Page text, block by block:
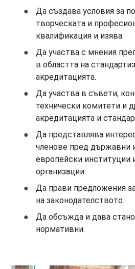
Да създава условия за
творческата и
квалификация и изява.
Да участва с мнения
в областта на
акредитацията.
Да участва в съвети,
технически комитети и
акредитацията и
Да представлява
членове пред държавни
европейски институции
организации.
Да прави предложения
на законодателството.
Да обсъжда и дава
нормативни.